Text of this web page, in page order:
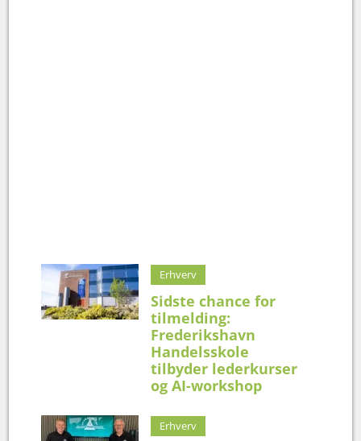
Erhverv
Sidste chance for
tilmelding:
Frederikshavn
Handelsskole
tilbyder lederkurser
og AI-workshop
Erhverv